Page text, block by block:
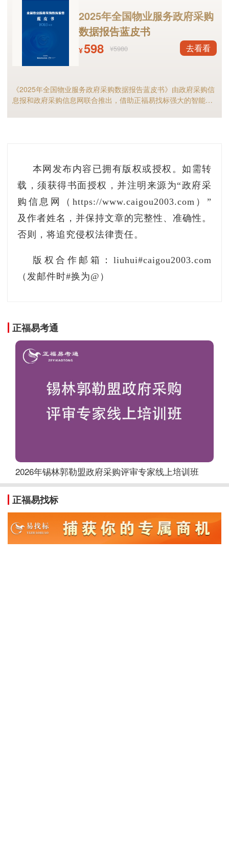
2025年全国物业服务政府采购
数据报告蓝皮书
¥598 ¥5980 去看看
《2025年全国物业服务政府采购数据报告蓝皮书》由政府采购信
息报和政府采购信息网联合推出，借助正福易找标强大的智能标
本网发布内容已拥有版权或授权。如需转
载，须获得书面授权，并注明来源为“政府采
购信息网（https://www.caigou2003.com）”
及作者姓名，并保持文章的完整性、准确性。
否则，将追究侵权法律责任。
版权合作邮箱：liuhui#caigou2003.com
（发邮件时#换为@）
正福易考通
2026年锡林郭勒盟政府采购评审专家线上培训班
正福易找标